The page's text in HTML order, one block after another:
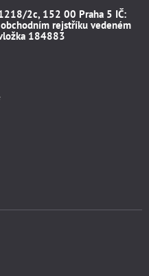
2c, 152 00 Praha 5 IČ:
rejstříku vedeném
184883